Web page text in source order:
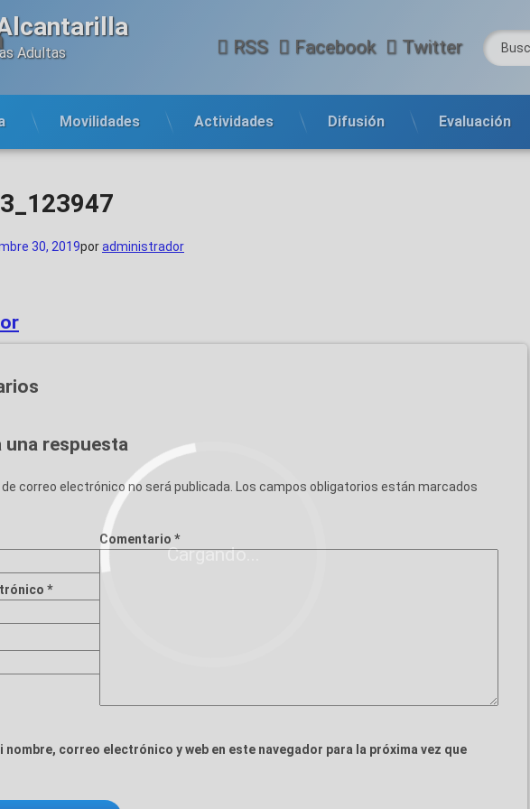
Cargando...
Adultas
RSS Facebook Twitter
Buscar:
Movilidades Actividades Difusión Evaluación
30, 2019poradministrador
una respuesta
correo electrónico no será publicada. Los campos obligatorios están marcados
Comentario *
*
nombre, correo electrónico y web en este navegador para la próxima vez que